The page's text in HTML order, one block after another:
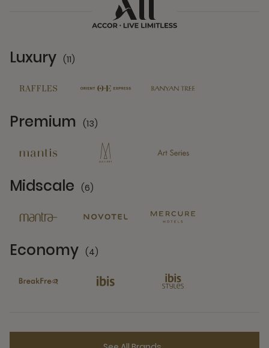
Luxury (11)
Premium (13)
Midscale (6)
Economy (4)